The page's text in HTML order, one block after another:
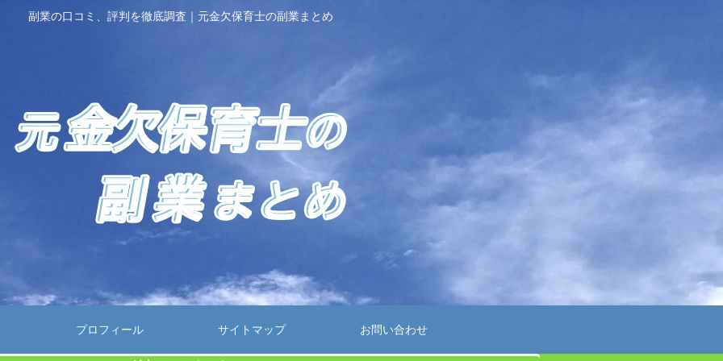
副業の口コミ、評判を徹底調査｜元金欠保育士の副業まとめ
プロフィール サイトマップ お問い合わせ